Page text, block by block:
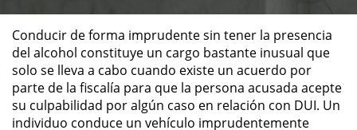
Military Diversion
Áreas de Practica
Asalto y Agresión
Conducir de forma imprudente sin tener la presencia
del alcohol constituye un cargo bastante inusual que
solo se lleva a cabo cuando existe un acuerdo por
parte de la fiscalía para que la persona acusada acepte
su culpabilidad por algún caso en relación con DUI. Un
individuo conduce un vehículo imprudentemente